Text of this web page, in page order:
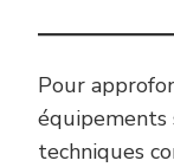
Pour
équipements
techniques